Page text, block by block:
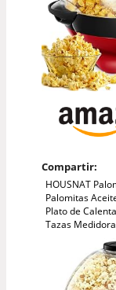
Compartir:
HOUSNAT
Palomitas
Plato de
Tazas